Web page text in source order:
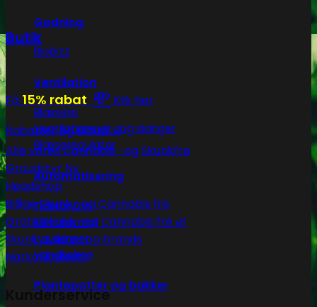
Gødning
Biobizz
Ventilation
Blæsere
Ventilationsrør -og slanger
Blæseregulator
Automatisering
Tidskontrol
Klimakontrol
Lys skinner
Vandkølere
Plantepotter og bakker
Butik
Få 15% rabat 💸 Klik her
Rabatter og tilbud 💰
Alle vores Cannabis -og Skunkfrø
Groudstyr
Headshop
Billige Skunk -og Cannabis frø
Gratis Skunk -og Cannabis frø 🌿
Skunk avlere- og brands
Narkotikatests
Kunderservice